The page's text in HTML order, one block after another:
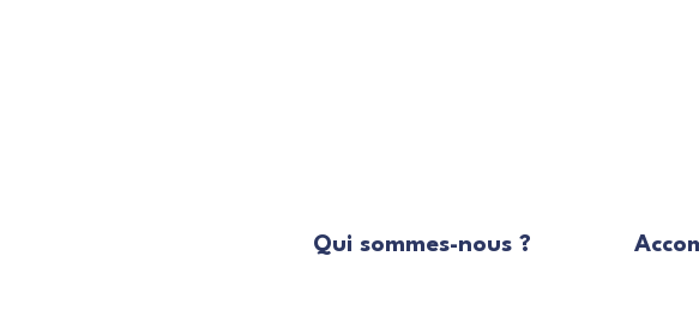
Qui sommes-nous ?